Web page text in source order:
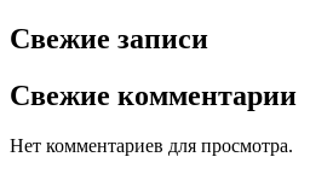
Свежие записи
Свежие комментарии
Нет комментариев для просмотра.